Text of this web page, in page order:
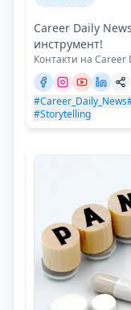
Career Daily
инструмент!
Контакти на Career
#Career_Daily_News
#Storytelling